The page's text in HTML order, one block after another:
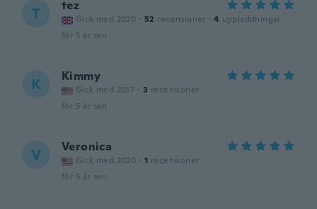
T tez
Gick med 2020 · 52 recensioner · 4 uppladdningar
för 5 år sen
K Kimmy
Gick med 2017 · 3 recensioner
för 5 år sen
V Veronica
Gick med 2020 · 1 recensioner
för 5 år sen